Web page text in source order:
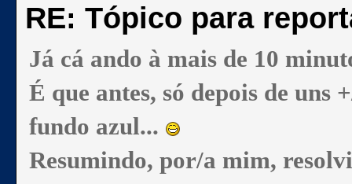
RE: Tópico para
Já cá ando à mais de 10
É que antes, só depois de uns
fundo azul...
Resumindo, por/a mim,